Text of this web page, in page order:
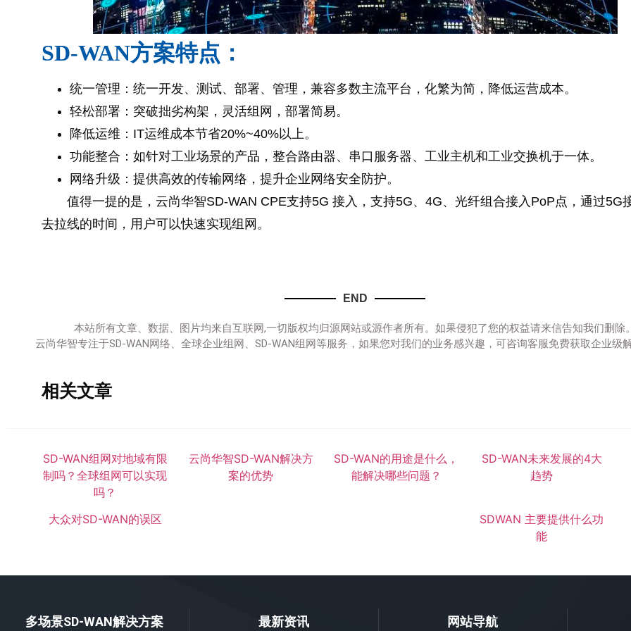
SD-WAN方案特点：
统一管理：统一开发、测试、部署、管理，兼容多数主流平台，化繁为简，降低运营成本。
轻松部署：突破拙劣构架，灵活组网，部署简易。
降低运维：IT运维成本节省20%~40%以上。
功能整合：如针对工业场景的产品，整合路由器、串口服务器、工业主机和工业交换机于一体。
网络升级：提供高效的传输网络，提升企业网络安全防护。
值得一提的是，云尚华智SD-WAN CPE支持5G 接入，支持5G、4G、光纤组合接入PoP点，通过5G
去拉线的时间，用户可以快速实现组网。
END
本站所有文章、数据、图片均来自互联网,一切版权均归源网站或源作者所有。如果侵犯了您的权益请来信告知我们删除
云尚华智专注于SD-WAN网络、全球企业组网、SD-WAN组网等服务，如果您对我们的业务感兴趣，可咨询客服免费获取企业级
相关文章
SD-WAN组网对地域有限
制吗？全球组网可以实现
吗？
云尚华智SD-WAN解决方
案的优势
SD-WAN的用途是什么，
能解决哪些问题？
SD-WAN未来发展的4大
趋势
大众对SD-WAN的误区
SDWAN 主要提供什么功
能
多场景SD-WAN解决方案 最新资讯 网站导航